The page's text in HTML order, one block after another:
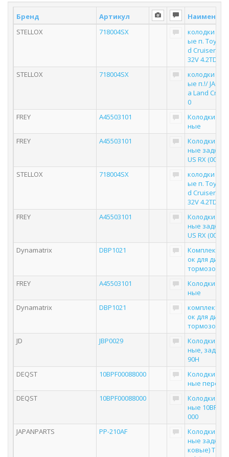
Бренд Артикул
STELLOX
718004SX
колодки
ые п. Toyota
d Cruiser 100
32V 4.2TD 98
STELLOX
718004SX
колодки
ые п.!/ JAC,
a Land
0
FREY
A45503101
Колодки
ные
FREY
A45503101
Колодки
ные задние
US RX (00-03),
STELLOX
718004SX
колодки
ые п. Toyota
d Cruiser 100
32V 4.2TD 98
FREY
A45503101
Колодки
ные задние
US RX (00-03),
Dynamatrix
DBP1021
Комплект
ок для
тормозов
FREY
A45503101
Колодки
ные
Dynamatrix
DBP1021
комплект
ок для
тормозов
JD
JBP0029
Колодки
ные, задние
90H
DEQST
10BPF00088000
Колодки
ные
DEQST
10BPF00088000
Колодки
ные
000
JAPANPARTS
PP-210AF
Колодки
ные задние
ковые)